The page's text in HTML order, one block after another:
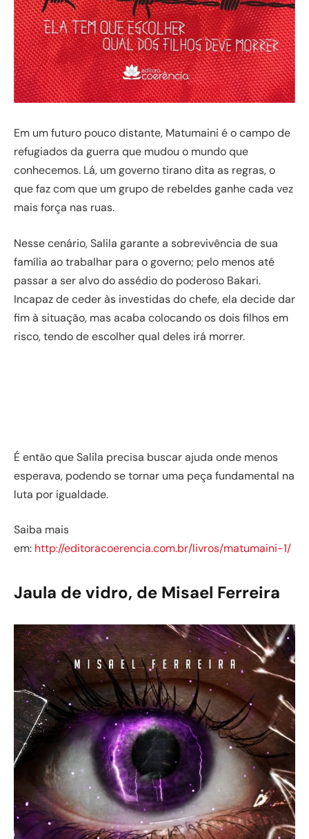
Em um futuro pouco distante, Matumaini é o campo de
refugiados da guerra que mudou o mundo que
conhecemos. Lá, um governo tirano dita as regras, o
que faz com que um grupo de rebeldes ganhe cada vez
mais força nas ruas.
Nesse cenário, Salila garante a sobrevivência de sua
família ao trabalhar para o governo; pelo menos até
passar a ser alvo do assédio do poderoso Bakari.
Incapaz de ceder às investidas do chefe, ela decide dar
fim à situação, mas acaba colocando os dois filhos em
risco, tendo de escolher qual deles irá morrer.
É então que Salila precisa buscar ajuda onde menos
esperava, podendo se tornar uma peça fundamental na
luta por igualdade.
Saiba mais
em: http://editoracoerencia.com.br/livros/matumaini-1/
Jaula de vidro, de Misael Ferreira